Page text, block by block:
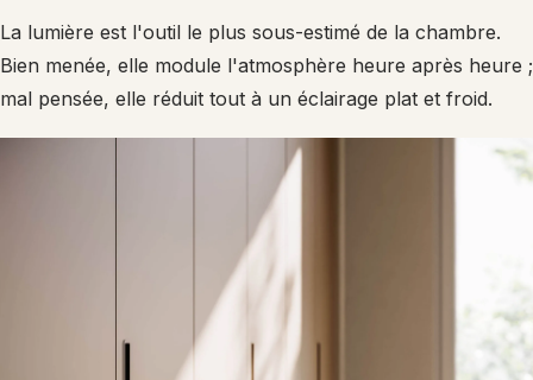
La lumière est l'outil le plus sous-estimé de la chambre.
Bien menée, elle module l'atmosphère heure après heure ;
mal pensée, elle réduit tout à un éclairage plat et froid.